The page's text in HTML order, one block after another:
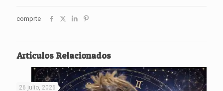
comprte
Artículos Relacionados
26 julio, 2026